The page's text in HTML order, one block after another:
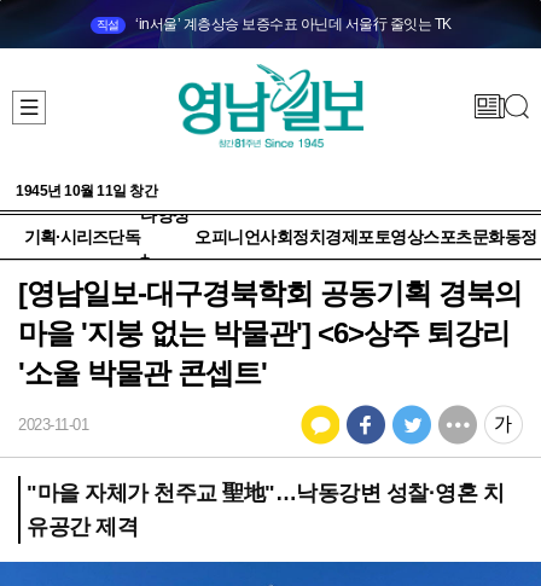
직설 ‘in서울’ 계층상승 보증수표 아닌데 서울行 줄잇는 TK
1945년 10월 11일 창간
기획·시리즈단독
다양성
+
오피니언사회정치 경제 포토영상스포츠문화동정
[영남일보-대구경북학회 공동기획 경북의
마을 '지붕 없는 박물관'] <6>상주 퇴강리
'소울 박물관 콘셉트'
2023-11-01
"마을 자체가 천주교 聖地"…낙동강변 성찰·영혼 치
유공간 제격